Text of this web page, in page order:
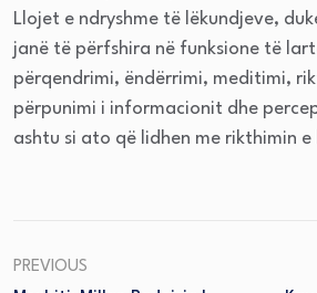
Llojet e ndryshme të lëkundjeve,
janë të përfshira në funksione të
përqendrimi, ëndërrimi, meditimi,
përpunimi i informacionit dhe
ashtu si ato që lidhen me rikthimin e
PREVIOUS